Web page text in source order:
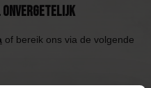
onvergetelijk
of bereik ons via de volgende